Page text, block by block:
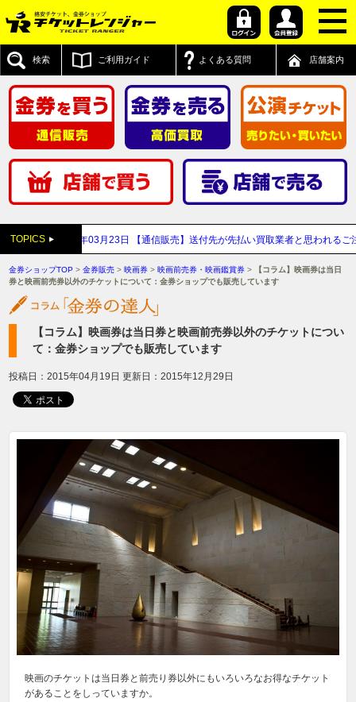
検索 ご利用ガイド よくある質問 店舗案内
TOPICS
2026年03月23日 【通信販売】送付先が先払い買取業者と思われるご注文のキ
金券ショップTOP >金券販売 >映画券 >映画前売券・映画鑑賞券 >
【コラム】映画券は当日
券と映画前売券以外のチケットについて：金券ショップでも販売しています
【コラム】映画券は当日券と映画前売券以外のチケットについ
て：金券ショップでも販売しています
投稿日：2015年04月19日 更新日：2015年12月29日
映画のチケットは当日券と前売り券以外にもいろいろなお得なチケット
があることをしっていますか。